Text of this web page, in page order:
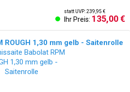
statt UVP: 239,95 €
Ihr Preis: 135,00 €
ROUGH 1,30 mm gelb - Saitenrolle